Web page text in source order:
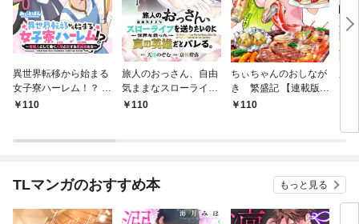
異世界転移から始まる
女子寮ハーレム！？ ～
管理人として働く人間
110
旅人のおっさん、自由
気ままなスローライフ
を送りたいのに世界を
110
ちぃちゃんのおしなが
き 繁盛記 【連載版】
１110
TLマンガのおすすめ本 もっと見る